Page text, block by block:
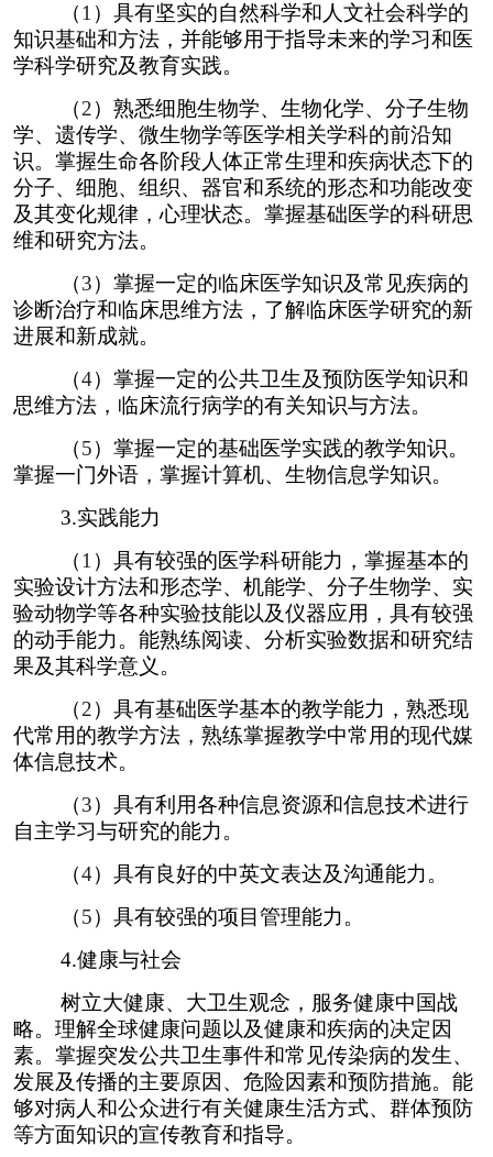
（1 ）具有坚实的自然科学和人文社会科学的
知识基础和方法，并能够用于指导未来的学习和医
学科学研究及教育实践。
（2）熟悉细胞生物学、生物化学、分子生物
学、遗传学、微生物学等医学相关学科的前沿知
识。掌握生命各阶段人体正常生理和疾病状态下的
分子、细胞、组织、器官和系统的形态和功能改变
及其变化规律，心理状态。掌握基础医学的科研思
维和研究方法。
（3）掌握一定的临床医学知识及常见疾病的
诊断治疗和临床思维方法，了解临床医学研究的新
进展和新成就。
（4）掌握一定的公共卫生及预防医学知识和
思维方法，临床流行病学的有关知识与方法。
（5）掌握一定的基础医学实践的教学知识。
掌握一门外语，掌握计算机、生物信息学知识。
3.实践能力
（1 ）具有较强的医学科研能力，掌握基本的
实验设计方法和形态学、机能学、分子生物学、实
验动物学等各种实验技能以及仪器应用，具有较强
的动手能力。能熟练阅读、分析实验数据和研究结
果及其科学意义。
（2）具有基础医学基本的教学能力，熟悉现
代常用的教学方法，熟练掌握教学中常用的现代媒
体信息技术。
（3）具有利用各种信息资源和信息技术进行
自主学习与研究的能力。
（4）具有良好的中英文表达及沟通能力。
（5）具有较强的项目管理能力。
4.健康与社会
树立大健康、大卫生观念，服务健康中国战
略。理解全球健康问题以及健康和疾病的决定因
素。掌握突发公共卫生事件和常见传染病的发生、
发展及传播的主要原因、危险因素和预防措施。能
够对病人和公众进行有关健康生活方式、群体预防
等方面知识的宣传教育和指导。